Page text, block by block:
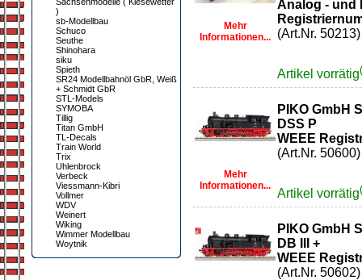
)
sb-Modellbau
Schuco
Seuthe
Shinohara
siku
Spieth
SR24 Modellbahnöl GbR, Weiß
+ Schmidt GbR
STL-Models
SYMOBA
Tillig
Titan GmbH
TL-Decals
Train World
Trix
Uhlenbrock
Verbeck
Viessmann-Kibri
Vollmer
WDV
Weinert
Wiking
Wimmer Modellbau
Woytnik
Mehr
Informationen...
Analog - und
(Art.Nr. 50213)
Artikel vorrätig
Mehr
Informationen...
PIKO GmbH
DSS P
WEEE
(Art.Nr. 50600)
Artikel vorrätig
PIKO GmbH
DB III +
WEEE
(Art.Nr. 50602)